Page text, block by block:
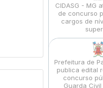
CIDASG - MG
de concurso
cargos de
Prefeitura de
publica edital
concurso
Guarda